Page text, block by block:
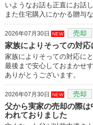
いようなお話も正直にお話
また住宅購入にかかる贈与
2026年07月30日 NEW 売却
家族によりそっての対応
家族によりそっての対応に
最後まで安心しておまかせ
ありがとうございます。
2026年07月30日 NEW 売却
父から実家の売却の際
われておりました